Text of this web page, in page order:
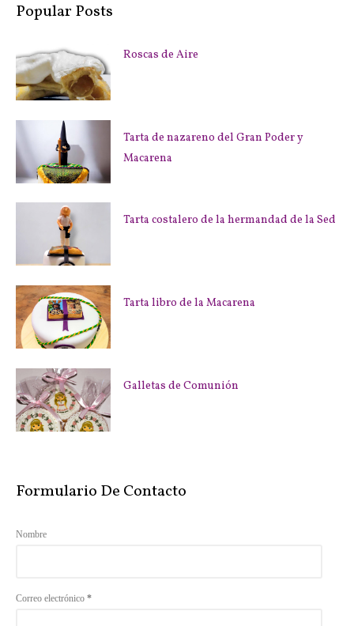
Popular Posts
Roscas de Aire
Tarta de nazareno del Gran Poder y
Macarena
Tarta costalero de la hermandad de la Sed
Tarta libro de la Macarena
Galletas de Comunión
Formulario De Contacto
Nombre
Correo electrónico *